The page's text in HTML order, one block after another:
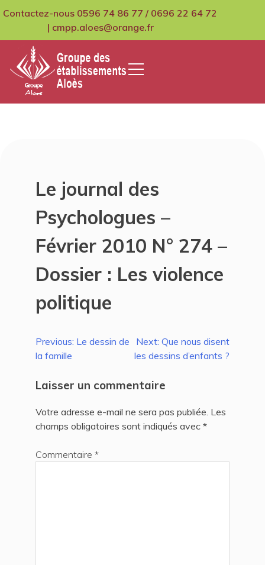
Contactez-nous 0596 74 86 77 / 0696 22 64 72
| cmpp.aloes@orange.fr
GCMPIH Aloes
Le journal des
Psychologues –
Février 2010 N° 274 –
Dossier : Les violence
politique
Navigation
l’article
Previous: Le dessin de
la famille
Next: Que nous disent
les dessins d’enfants ?
Laisser un commentaire
Votre adresse e-mail ne sera pas publiée. Les
champs obligatoires sont indiqués avec *
Commentaire *